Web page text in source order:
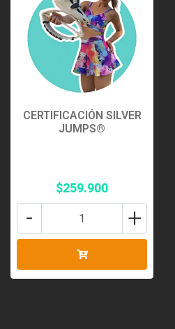
CERTIFICACIÓN SILVER
JUMPS®
$259.900
+
-